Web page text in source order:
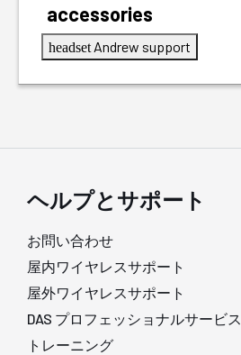
accessories
headset Andrew support
ヘルプとサポート
お問い合わせ
屋内ワイヤレスサポート
屋外ワイヤレスサポート
DAS プロフェッショナルサービス
トレーニング